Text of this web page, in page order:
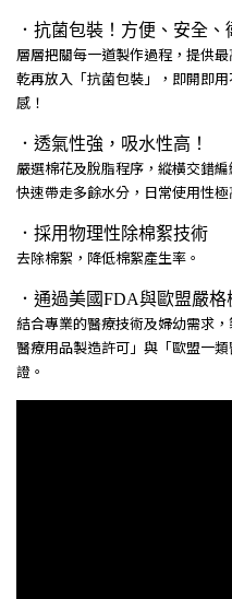
．抗菌包裝！方便、安全、
層層把關每一道製作過程，提供
乾再放入「抗菌包裝」，即開即
感！
．透氣性強，吸水性高！
嚴選棉花及脫脂程序，縱橫交錯
快速帶走多餘水分，日常使用性極
．採用物理性除棉絮技術
去除棉絮，降低棉絮產生率。
．通過美國FDA與歐盟嚴
結合專業的醫療技術及婦幼需求
醫療用品製造許可」與「歐盟一
證。